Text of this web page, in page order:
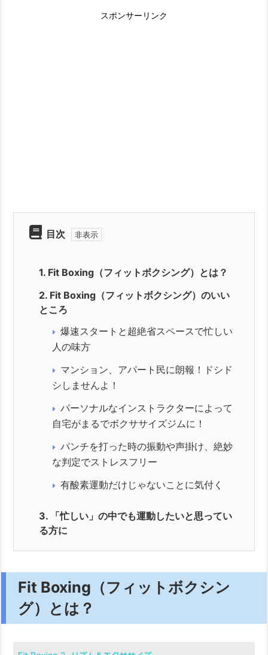
スポンサーリンク
目次
1. Fit Boxing（フィットボクシング）とは？
2. Fit Boxing（フィットボクシング）のいい
ところ
爆速スタートと超絶省スペースで忙しい
人の味方
マンション、アパート民に朗報！ドシド
シしませんよ！
パーソナルなインストラクターによって
自宅がまるでボクササイズジムに！
パンチを打った時の振動や声掛け、絶妙
な判定でストレスフリー
有酸素運動だけじゃないことに気付く
3. 「忙しい」の中でも運動したいと思ってい
る方に
Fit Boxing（フィットボクシン
グ）とは？